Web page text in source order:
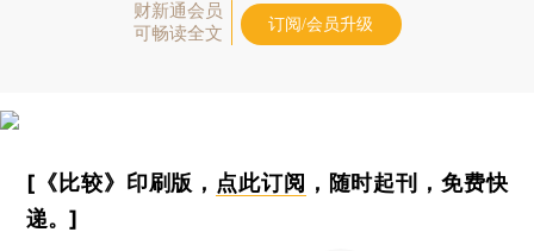
财新通会员
可畅读全文
订阅/会员升级
[《比较》印刷版， 点此订阅 ，随时起刊，免费快
递。]